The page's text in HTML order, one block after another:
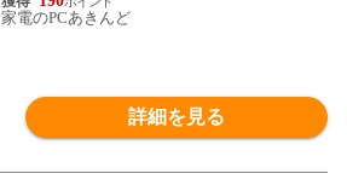
家電のPCあきんど
詳細を見る